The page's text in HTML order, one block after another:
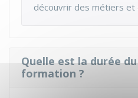
découvrir des métiers et
Quelle est la durée
formation ?